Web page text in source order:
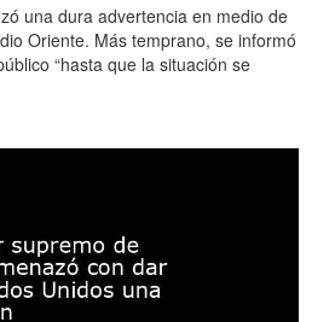
una dura advertencia en medio de
Oriente. Más temprano, se informó
“hasta que la situación se